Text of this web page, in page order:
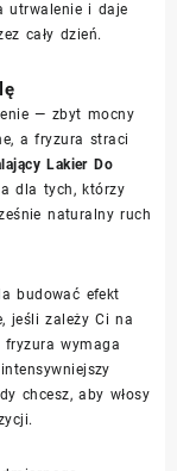
utrwalenie i daje
cały dzień.
— zbyt mocny
a fryzura straci
Lakier Do
dla tych, którzy
naturalny ruch
budować efekt
jeśli zależy Ci na
wymaga
chcesz, aby włosy